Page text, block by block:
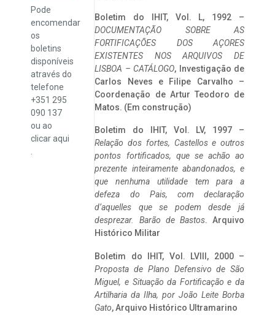
Pode
encomendar
os
boletins
disponíveis
através do
telefone
+351 295
090 137
ou ao
clicaraqui
Boletim do IHIT, Vol. L, 1992 –
DOCUMENTAÇÃO SOBRE AS
FORTIFICAÇÕES DOS AÇORES
EXISTENTES NOS ARQUIVOS DE
LISBOA – CATÁLOGO, Investigação de
Carlos Neves e Filipe Carvalho –
Coordenação de Artur Teodoro de
Matos. (Em construção)
Boletim do IHIT, Vol. LV, 1997 –
Relação dos fortes, Castellos e outros
pontos fortificados, que se achão ao
prezente inteiramente abandonados, e
que nenhuma utilidade tem para a
defeza do Pais, com declaração
d’aquelles que se podem desde já
desprezar. Barão de Bastos. Arquivo
Histórico Militar
Boletim do IHIT, Vol. LVIII, 2000 –
Proposta de Plano Defensivo de São
Miguel, e Situação da Fortificação e da
Artilharia da Ilha, por João Leite Borba
Gato, Arquivo Histórico Ultramarino